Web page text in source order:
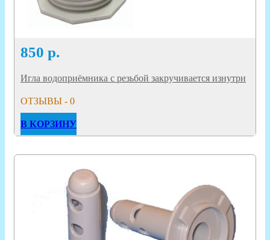
850 р.
Игла водоприёмника с резьбой закручивается изнутри
ОТЗЫВЫ - 0
В КОРЗИНУ